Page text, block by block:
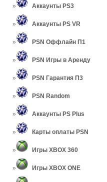
Аккаунты PS3
Аккаунты PS VR
PSN Оффлайн П1
PSN Игры в Аренду
PSN Гарантия П3
PSN Random
Аккаунты PS Plus
Карты оплаты PSN
Игры XBOX 360
Игры XBOX ONE